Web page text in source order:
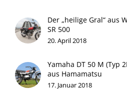
Der „heilige Gral“ aus
SR 500
20. April 2018
Yamaha DT 50 M (Typ
aus Hamamatsu
17. Januar 2018